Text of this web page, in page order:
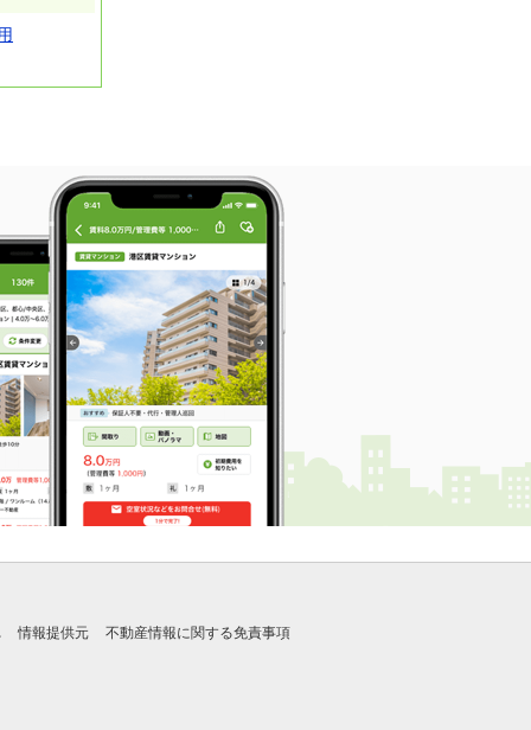
情報提供元 不動産情報に関する免責事項